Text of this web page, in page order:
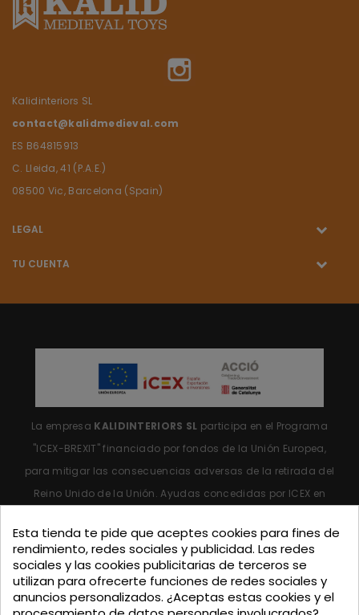
Kalidinteriors SL
contact@kalidmedieval.com
ES B64815913
C. Lleida, 41 (P.A.E.)
08500 Vic, Barcelona (Spain)
LEGAL
TU CUENTA
La empresa KALIDINTERIORS SL participa en el Programa
"ICEX-BREXIT"financiado por fondos de la Unión Europea,
para mitigar las consecuencias adversas de la retirada del
Reino Unido de la Unión.Ayudas concedidas por ICEX en
Esta tienda te pide que aceptes cookies para fines de
rendimiento, redes sociales y publicidad. Las redes
sociales y las cookies publicitarias de terceros se
utilizan para ofrecerte funciones de redes sociales y
anuncios personalizados. ¿Aceptas estas cookies y el